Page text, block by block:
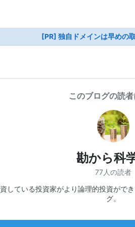
[PR] 独自ドメインは早めの
このブログの読
勘から科
77人の読者
している投資家がより論理的投資がで
グ。